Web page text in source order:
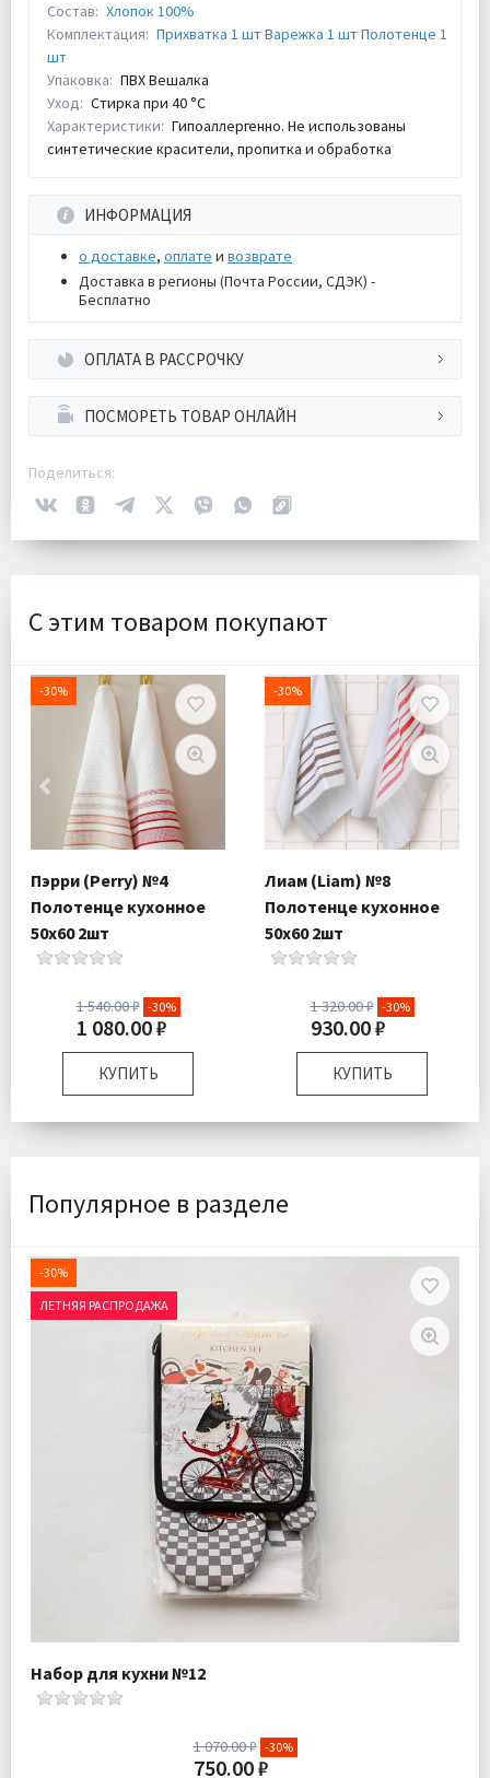
Состав: Хлопок 100%
Комплектация: Прихватка 1 шт Варежка 1 шт Полотенце 1
шт
Упаковка: ПВХ Вешалка
Уход: Стирка при 40 °С
Характеристики: Гипоаллергенно. Не использованы
синтетические красители, пропитка и обработка
ИНФОРМАЦИЯ
о доставке, оплате и возврате
Доставка в регионы (Почта России, СДЭК) -
Бесплатно
ОПЛАТА В РАССРОЧКУ
ПОСМОРЕТЬ ТОВАР ОНЛАЙН
Поделиться:
С этим товаром покупают
-30%
Пэрри (Perry) №4
Полотенце кухонное
50х60 2шт
1 540.00 ₽ -30%
1 080.00 ₽
КУПИТЬ
Размер:
50х60 см
Ткань:
Доставка:
Подробнее
-30%
Лиам (Liam) №8
Полотенце кухонное
50х60 2шт
1 320.00 ₽ -30%
930.00 ₽
КУПИТЬ
Размер:
50х60 см
Доставка:
Популярное в разделе
-30%
ЛЕТНЯЯ РАСПРОДАЖА
Набор для кухни №12
1 070.00 ₽ -30%
750.00 ₽